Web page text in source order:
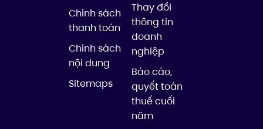
Chính sách
thanh toán
Chính sách
nội dung
Sitemaps
Thay đổi
thông tin
doanh
nghiệp
Báo cáo,
quyết toán
thuế cuối
năm